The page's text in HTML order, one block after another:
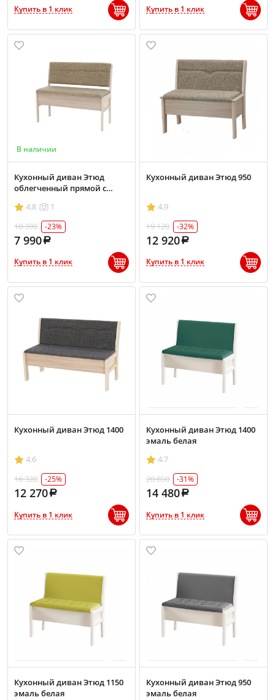
Купить в 1 клик Купить в 1 клик
В наличии
Кухонный диван Этюд
облегченный прямой с
4.8
1
10 390
-23%
7 990
Купить в 1 клик
Кухонный диван Этюд 950
4.9
19 120
-32%
12 920
Купить в 1 клик
Кухонный диван Этюд 1400
4.6
16 320
-25%
12 270
Купить в 1 клик
Кухонный диван Этюд 1400
эмаль белая
4.7
20 850
-31%
14 480
Купить в 1 клик
Кухонный диван Этюд 1150
эмаль белая
Кухонный диван Этюд 950
эмаль белая